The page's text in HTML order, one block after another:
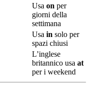
Usa on per
giorni della
settimana
Usa in solo per
spazi chiusi
L’inglese
britannico usa at
per i weekend